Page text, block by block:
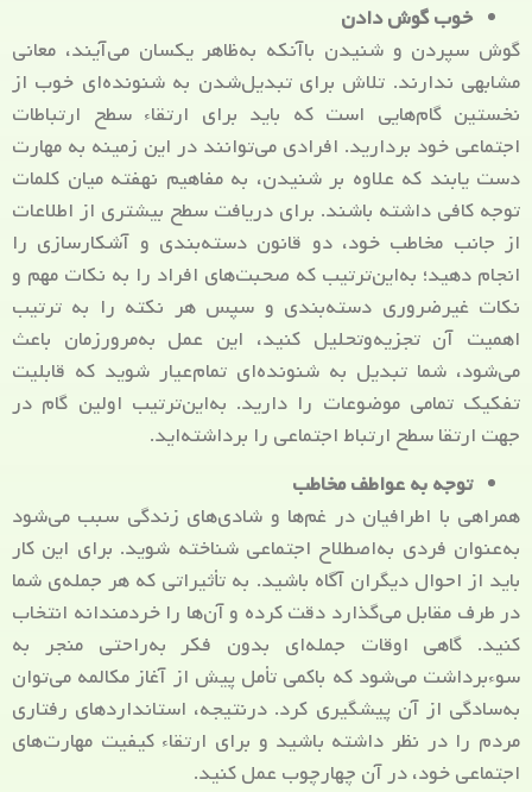
خوب گوش دادن
گوش سپردن و شنیدن باآنکه به‌ظاهر یکسان می‌آیند، معانی
مشابهی ندارند. تلاش برای تبدیل‌شدن به شنونده‌ای خوب از
نخستین گام‌هایی است که باید برای ارتقاء سطح ارتباطات
اجتماعی خود بردارید. افرادی می‌توانند در این زمینه به مهارت
دست یابند که علاوه بر شنیدن، به مفاهیم نهفته میان کلمات
توجه کافی داشته باشند. برای دریافت سطح بیشتری از اطلاعات
از جانب مخاطب خود، دو قانون دسته‌بندی و آشکارسازی را
انجام دهید؛ به‌این‌ترتیب که صحبت‌های افراد را به نکات مهم و
نکات غیرضروری دسته‌بندی و سپس هر نکته را به ترتیب
اهمیت آن تجزیه‌وتحلیل کنید، این عمل به‌مرورزمان باعث
می‌شود، شما تبدیل به شنونده‌ای تمام‌عیار شوید که قابلیت
تفکیک تمامی موضوعات را دارید. به‌این‌ترتیب اولین گام در
جهت ارتقا سطح ارتباط اجتماعی را برداشته‌اید.
توجه به عواطف مخاطب
همراهی با اطرافیان در غم‌ها و شادی‌های زندگی سبب می‌شود
به‌عنوان فردی به‌اصطلاح اجتماعی شناخته شوید. برای این کار
باید از احوال دیگران آگاه باشید. به تأثیراتی که هر جمله‌ی شما
در طرف مقابل می‌گذارد دقت کرده و آن‌ها را خردمندانه انتخاب
کنید. گاهی اوقات جمله‌ای بدون فکر به‌راحتی منجر به
سوءبرداشت می‌شود که باکمی تأمل پیش از آغاز مکالمه می‌توان
به‌سادگی از آن پیشگیری کرد. درنتیجه، استانداردهای رفتاری
مردم را در نظر داشته باشید و برای ارتقاء کیفیت مهارت‌های
اجتماعی خود، در آن چهارچوب عمل کنید.